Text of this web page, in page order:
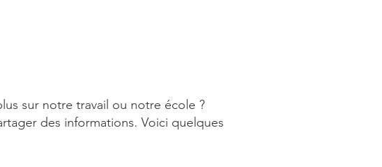
sur notre travail ou notre école ?
des informations. Voici quelques